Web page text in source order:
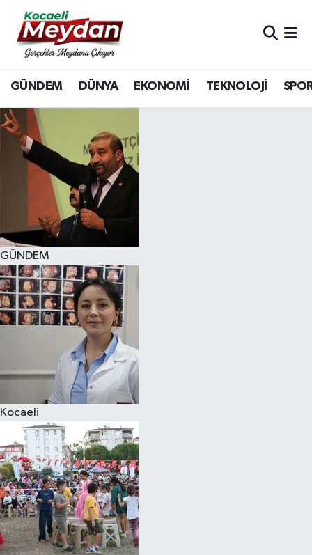
GÜNDEM DÜNYA EKONOMİ TEKNOLOJİ
GÜNDEM
Kocaeli
Nöbetçi Eczaneler
Hava Durumu
Trafik Durumu
Süper Lig Puan Durumu ve Fikstür
Tüm Manşetler
Son Dakika Haberleri
Haber Arşivi